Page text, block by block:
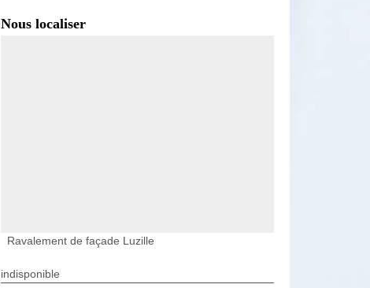
Nous localiser
Ravalement de façade Luzille
indisponible